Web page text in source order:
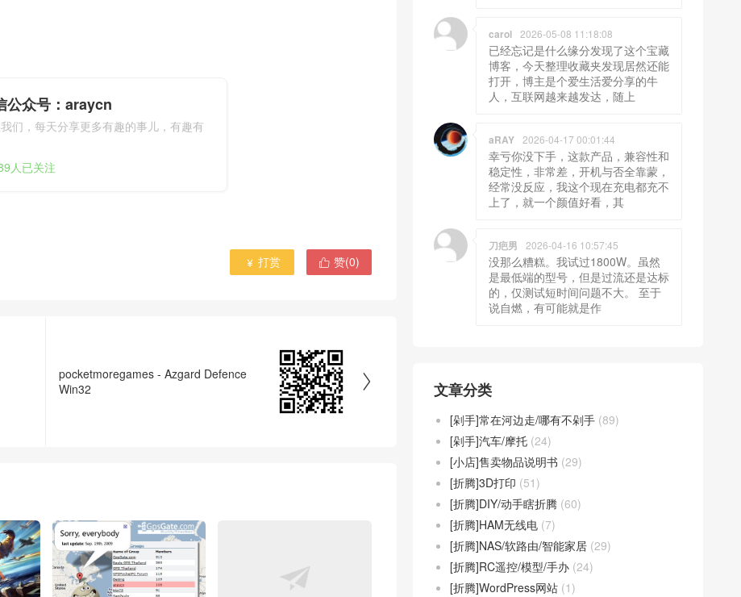
公众号：araycn
们，每天分享更多有趣的事儿，有趣有
人已关注
 赞(0)
 打赏

pocketmoregames - Azgard Defence
Win32
carol 2026-05-08 11:18:08
已经忘记是什么缘分发现了这个宝藏
博客，今天整理收藏夹发现居然还能
打开，博主是个爱生活爱分享的牛
人，互联网越来越发达，随上
aRAY 2026-04-17 00:01:44
幸亏你没下手，这款产品，兼容性和
稳定性，非常差，开机与否全靠蒙，
经常没反应，我这个现在充电都充不
上了，就一个颜值好看，其
刀疤男 2026-04-16 10:57:45
没那么糟糕。我试过1800W。虽然
是最低端的型号，但是过流还是达标
的，仅测试短时间问题不大。 至于
说自燃，有可能就是作
文章分类
[剁手]常在河边走/哪有不剁手 (89)
[剁手]汽车/摩托 (24)
[小店]售卖物品说明书 (29)
[折腾]3D打印 (51)
[折腾]DIY/动手瞎折腾 (60)
[折腾]HAM无线电 (7)
[折腾]NAS/软路由/智能家居 (29)
[折腾]RC遥控/模型/手办 (24)
[折腾]WordPress网站 (1)